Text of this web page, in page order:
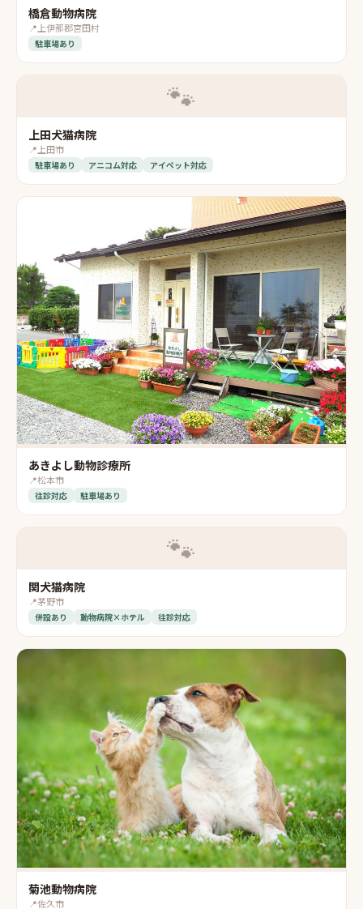
橋倉動物病院
📍上伊那郡宮田村
駐車場あり
🐾
上田犬猫病院
📍上田市
駐車場あり アニコム対応 アイペット対応
あきよし動物診療所
📍松本市
往診対応 駐車場あり
🐾
関犬猫病院
📍茅野市
併設あり 動物病院×ホテル 往診対応
菊池動物病院
📍佐久市